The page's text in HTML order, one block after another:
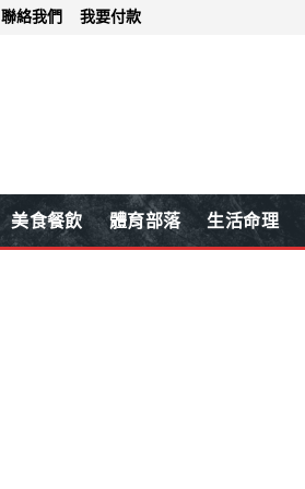
聯絡我們 我要付款
美食餐飲 體育部落 生活命理